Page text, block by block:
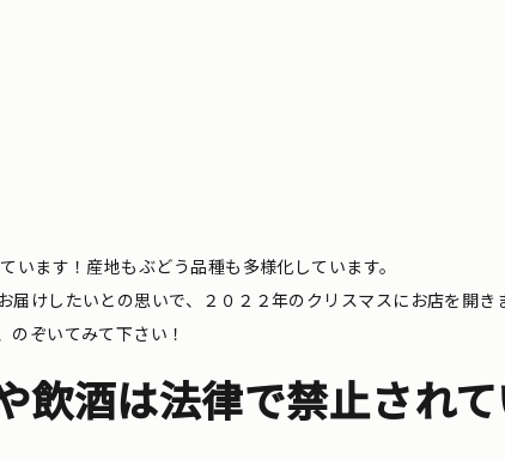
います！産地もぶどう品種も多様化しています。
けしたいとの思いで、２０２２年のクリスマスにお店を開き
ぞいてみて下さい！
飲酒は法律で禁止されて